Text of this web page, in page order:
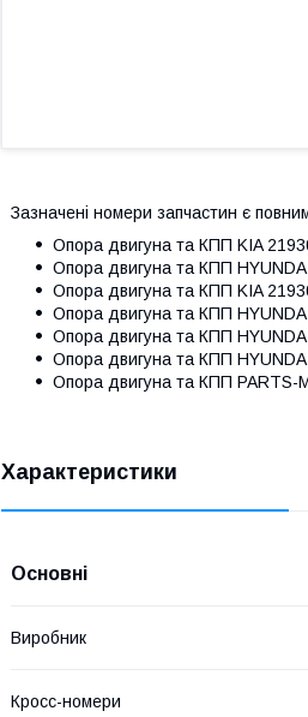
Зазначені номери запчастин є
Опора двигуна та КПП KIA
Опора двигуна та КПП
Опора двигуна та КПП KIA
Опора двигуна та КПП
Опора двигуна та КПП
Опора двигуна та КПП
Опора двигуна та КПП PARTS-
Характеристики
Основні
Виробник
Кросс-номери